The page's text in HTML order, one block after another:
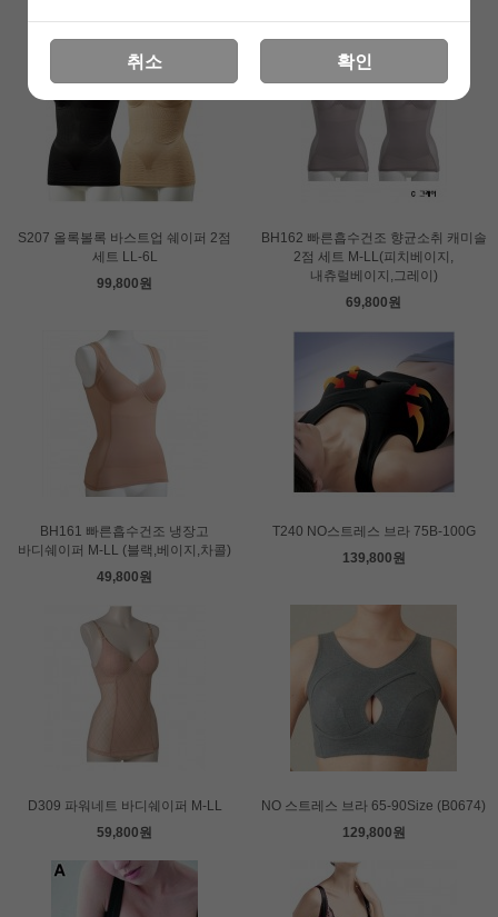
S207 올록볼록 바스트업 쉐이퍼 2점
세트 LL-6L
99,800원
BH162 빠른흡수건조 향균소취 캐미솔
2점 세트 M-LL(피치베이지,
내츄럴베이지,그레이)
69,800원
BH161 빠른흡수건조 냉장고
바디쉐이퍼 M-LL (블랙,베이지,차콜)
49,800원
T240 NO스트레스 브라 75B-100G
139,800원
D309 파워네트 바디쉐이퍼 M-LL
59,800원
NO 스트레스 브라 65-90Size (B0674)
129,800원
취소 확인